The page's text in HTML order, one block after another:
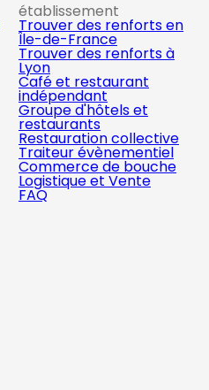
établissement
Trouver des renforts en
Île-de-France
Trouver des renforts à
Lyon
Café et restaurant
indépendant
Groupe d'hôtels et
restaurants
Restauration collective
Traiteur évènementiel
Commerce de bouche
Logistique et Vente
FAQ